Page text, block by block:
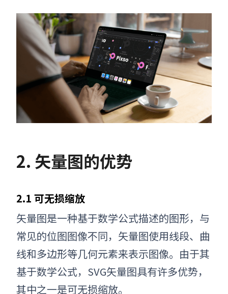
2. 矢量图的优势
2.1 可无损缩放
矢量图是一种基于数学公式描述的图形，与
常见的位图图像不同，矢量图使用线段、曲
线和多边形等几何元素来表示图像。由于其
基于数学公式， SVG矢量图具有许多优势，
其中之一是可无损缩放。